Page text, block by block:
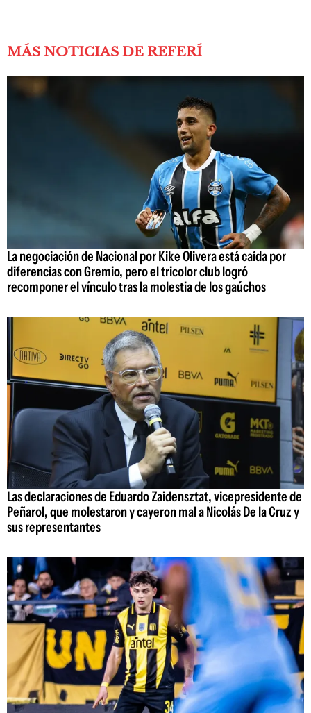
MÁS NOTICIAS DE REFERÍ
La negociación de Nacional por Kike Olivera está caída por
diferencias con Gremio, pero el tricolor club logró
recomponer el vínculo tras la molestia de los gaúchos
Las declaraciones de Eduardo Zaidensztat, vicepresidente de
Peñarol, que molestaron y cayeron mal a Nicolás De la Cruz y
sus representantes